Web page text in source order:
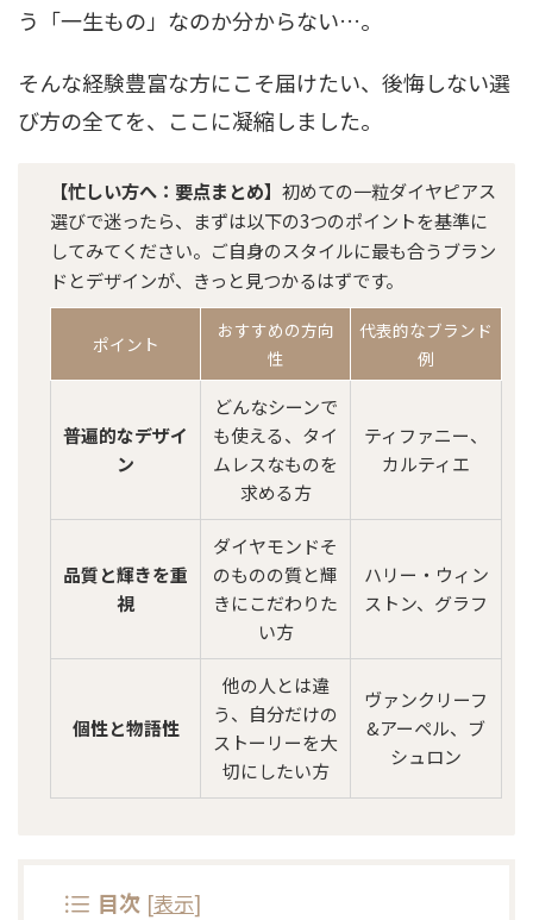
う「一生もの」なのか分からない…。
そんな経験豊富な方にこそ届けたい、後悔しない選
び方の全てを、ここに凝縮しました。
【忙しい方へ：要点まとめ】 初めての一粒ダイヤピアス
選びで迷ったら、まずは以下の3つのポイントを基準に
してみてください。ご自身のスタイルに最も合うブラン
ドとデザインが、きっと見つかるはずです。
ポイント
おすすめの方向
性
代表的なブランド
例
普遍的なデザイ
ン
どんなシーンで
も使える、タイ
ムレスなものを
求める方
ティファニー、
カルティエ
品質と輝きを重
視
ダイヤモンドそ
のものの質と輝
きにこだわりた
い方
ハリー・ウィン
ストン、グラフ
個性と物語性
他の人とは違
う、自分だけの
ストーリーを大
切にしたい方
ヴァンクリーフ
&アーペル、ブ
シュロン
目次 [表示]